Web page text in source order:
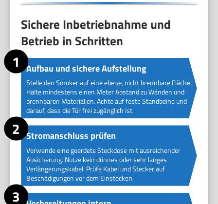
Sichere Inbetriebnahme und
Betrieb in Schritten
Aufbau und sichere Aufstellung
Stelle den Smoker auf eine ebene, nicht brennbare Fläche.
Halte mindestens einen Meter Abstand zu Wänden und
brennbaren Materialien. Achte auf feste Standbeine und
darauf, dass die Tür frei zugänglich ist.
Stromanschluss prüfen
Verwende eine geerdete Steckdose mit ausreichender
Absicherung. Nutze kein dünnes oder sehr langes
Verlängerungskabel. Prüfe Kabel und Stecker auf
Beschädigungen vor dem Einstecken.